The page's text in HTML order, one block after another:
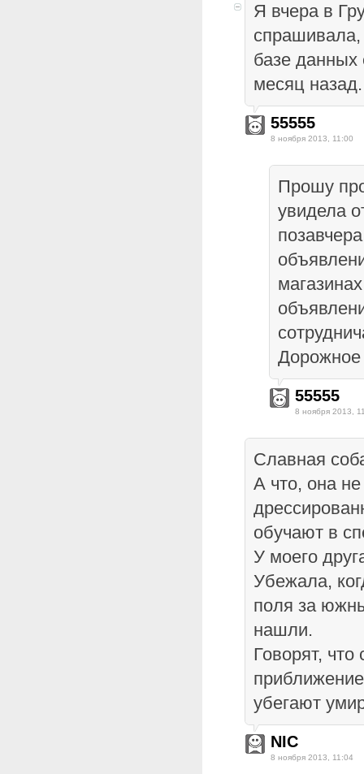
Я вчера в
спрашивала,
базе данных
месяц назад.
55555
8 ноября 2013, 11:00
Прошу
увидела
55555
8 ноября 2013,
Славная
А что, она
обучают в
У моего
Убежала,
поля за
нашли.
Говорят, что
убегают
NIC
8 ноября 2013, 11:04